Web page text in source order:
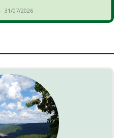
- 31/07/2026